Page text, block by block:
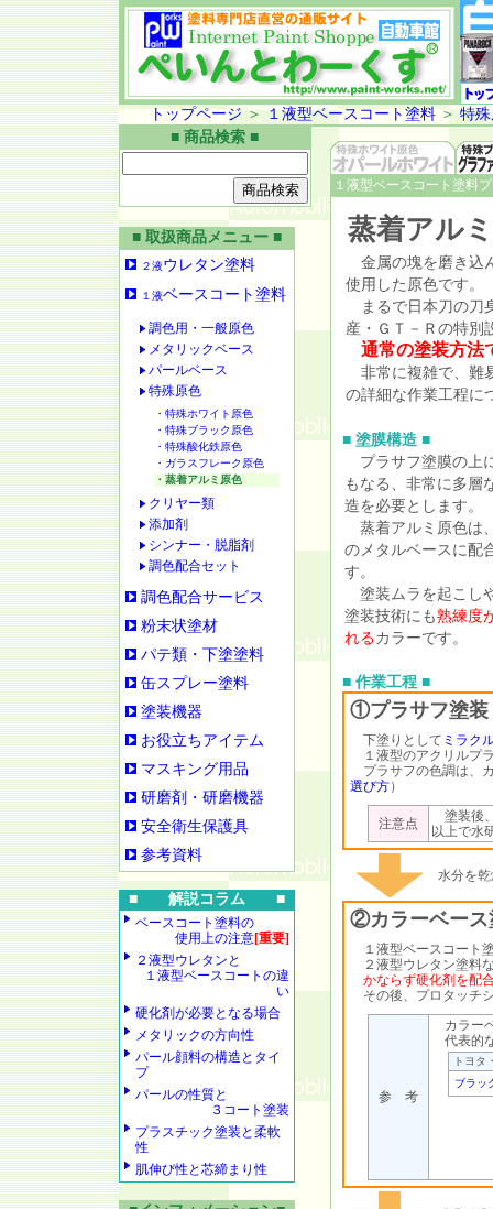
トップページ ＞ １液型ベースコート塗料＞ 特
■ 商品検索 ■
■ 取扱商品メニュー ■
２液ウレタン塗料
１液ベースコート塗料
調色用・一般原色
メタリックベース
パールベース
特殊原色
・特殊ホワイト原色
・特殊ブラック原色
・特殊酸化鉄原色
・ガラスフレーク原色
・蒸着アルミ原色
クリヤー類
添加剤
シンナー・脱脂剤
調色配合セット
調色配合サービス
粉末状塗材
パテ類・下塗塗料
缶スプレー塗料
塗装機器
お役立ちアイテム
マスキング用品
研磨剤・研磨機器
安全衛生保護具
参考資料
■ 解説コラム ■
ベースコート塗料の
使用上の注意[重要]
２液型ウレタンと
１液型ベースコートの違
い
硬化剤が必要となる場合
メタリックの方向性
パール顔料の構造とタイ
プ
パールの性質と
３コート塗装
プラスチック塗装と柔軟
性
肌伸び性と芯締まり性
１液型ベースコート塗料
蒸着アル
金属の塊を磨き込
使用した原色です。
まるで日本刀の刀
産・ＧＴ－Ｒの特別
通常の塗装方法
非常に複雑で、難
の詳細な作業工程に
■ 塗膜構造 ■
プラサフ塗膜の上
もなる、非常に多層
造を必要とします。
蒸着アルミ原色は
のメタルベースに配
す。
塗装ムラを起こし
塗装技術にも熟練度
れるカラーです。
■ 作業工程 ■
①プラサフ塗装
下塗りとして ミラク
１液型のアクリルプ
プラサフの色調は、
選び方）
注意点
塗装後
以上で水
水分を
②カラーベース
１液型ベースコート
２液型ウレタン塗料
かならず硬化剤を配
その後、プロタッチ
参 考
カラー
代表的
トヨタ
ブラッ